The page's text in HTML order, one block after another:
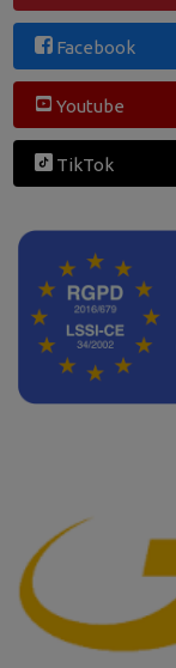
Facebook
Youtube
TikTok